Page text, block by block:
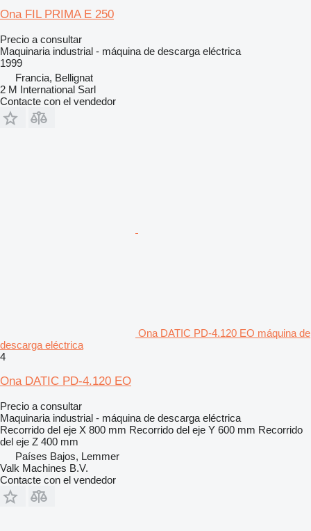
Ona FIL PRIMA E 250
Precio a consultar
Maquinaria industrial - máquina de descarga eléctrica
1999
Francia, Bellignat
2 M International Sarl
Contacte con el vendedor
Ona DATIC PD-4.120 EO máquina de
descarga eléctrica
4
Ona DATIC PD-4.120 EO
Precio a consultar
Maquinaria industrial - máquina de descarga eléctrica
Recorrido del eje X 800 mm Recorrido del eje Y 600 mm Recorrido
del eje Z 400 mm
Países Bajos, Lemmer
Valk Machines B.V.
Contacte con el vendedor